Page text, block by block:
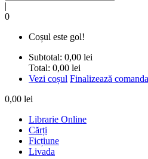
|
0
Coșul este gol!
Subtotal: 0,00 lei
Total: 0,00 lei
Vezi coșul Finalizează comanda
0,00 lei
Librarie Online
Cărți
Ficțiune
Livada